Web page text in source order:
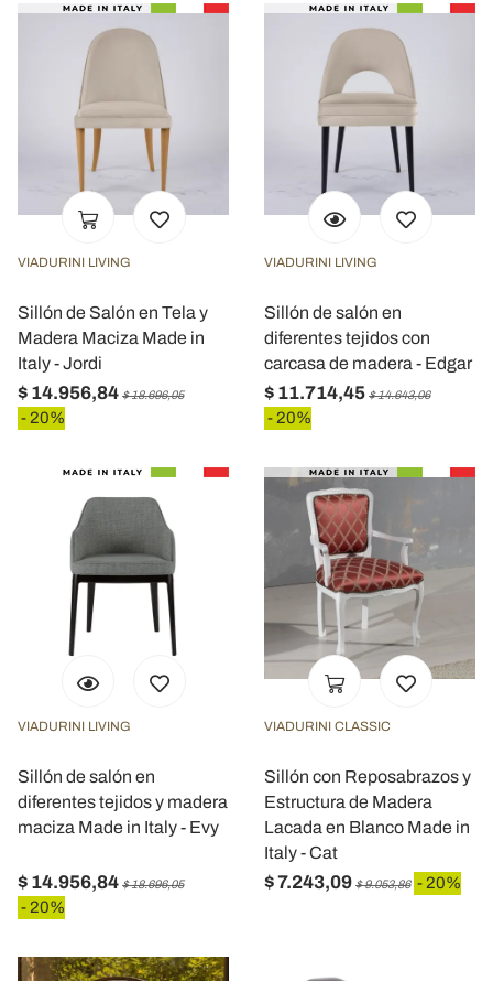
VIADURINI LIVING
Sillón de Salón en Tela y
Madera Maciza Made in
Italy - Jordi
$ 14.956,84 $ 18.696,05
- 20%
VIADURINI LIVING
Sillón de salón en
diferentes tejidos con
carcasa de madera - Edgar
$ 11.714,45 $ 14.643,06
- 20%
VIADURINI LIVING
Sillón de salón en
diferentes tejidos y madera
maciza Made in Italy - Evy
$ 14.956,84 $ 18.696,05
- 20%
VIADURINI CLASSIC
Sillón con Reposabrazos y
Estructura de Madera
Lacada en Blanco Made in
Italy - Cat
$ 7.243,09 $ 9.053,86 - 20%